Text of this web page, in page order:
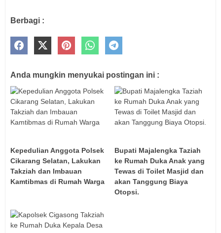
Berbagi :
Anda mungkin menyukai postingan ini :
Kepedulian Anggota Polsek
Cikarang Selatan, Lakukan
Takziah dan Imbauan
Kamtibmas di Rumah Warga
Bupati Majalengka Taziah
ke Rumah Duka Anak yang
Tewas di Toilet Masjid dan
akan Tanggung Biaya
Otopsi.‎